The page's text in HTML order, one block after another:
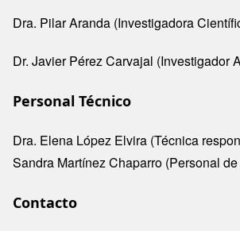
Dra. Pilar Aranda (Investigadora
Dr. Javier Pérez Carvajal (Investigador
Personal Técnico
Dra. Elena López Elvira (Técnica
Sandra Martínez Chaparro (Personal
Contacto